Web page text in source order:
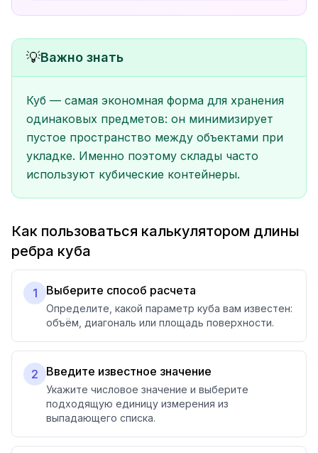
💡Важно знать
Куб — самая экономная форма для хранения
одинаковых предметов: он минимизирует
пустое пространство между объектами при
укладке. Именно поэтому склады часто
используют кубические контейнеры.
Как пользоваться калькулятором длины
ребра куба
1 Выберите способ расчета
Определите, какой параметр куба вам известен:
объём, диагональ или площадь поверхности.
2 Введите известное значение
Укажите числовое значение и выберите
подходящую единицу измерения из
выпадающего списка.